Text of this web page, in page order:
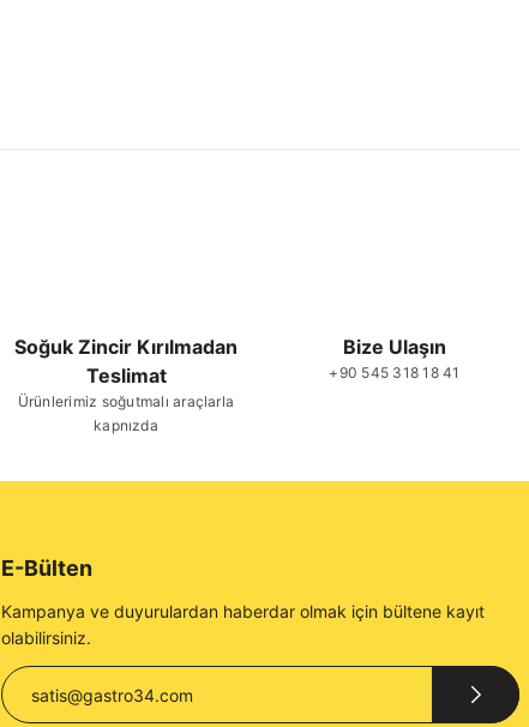
Soğuk Zincir Kırılmadan
Teslimat
Ürünlerimiz soğutmalı araçlarla
kapnızda
Bize Ulaşın
+90 545 318 18 41
E-Bülten
Kampanya ve duyurulardan haberdar olmak için bültene kayıt
olabilirsiniz.